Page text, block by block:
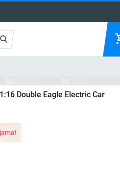
Double Eagle Electric Car